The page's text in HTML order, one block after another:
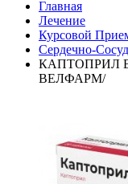
Главная
Лечение
Курсовой
Сердечно-
КАПТОПРИЛ
ВЕЛФАРМ/